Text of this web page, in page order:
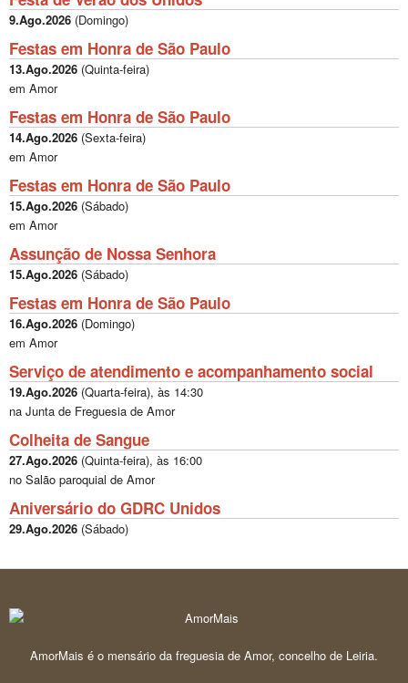
9.Ago.2026 (Domingo)
Festas em Honra de São Paulo
13.Ago.2026 (Quinta-feira)
em Amor
Festas em Honra de São Paulo
14.Ago.2026 (Sexta-feira)
em Amor
Festas em Honra de São Paulo
15.Ago.2026 (Sábado)
em Amor
Assunção de Nossa Senhora
15.Ago.2026 (Sábado)
Festas em Honra de São Paulo
16.Ago.2026 (Domingo)
em Amor
Serviço de atendimento e acompanhamento social
19.Ago.2026 (Quarta-feira), às 14:30
na Junta de Freguesia de Amor
Colheita de Sangue
27.Ago.2026 (Quinta-feira), às 16:00
no Salão paroquial de Amor
Aniversário do GDRC Unidos
29.Ago.2026 (Sábado)
AmorMais é o mensário da freguesia de Amor, concelho de Leiria.